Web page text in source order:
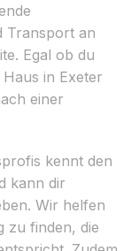
Transport an
Egal ob du
in Exeter
einer
kennt den
kann dir
Wir helfen
zu finden, die